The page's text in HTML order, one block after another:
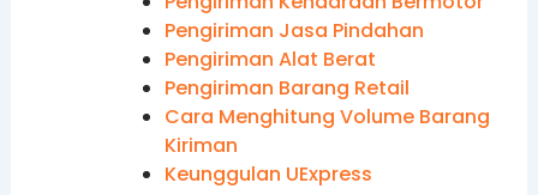
Pengiriman Jasa Pindahan
Pengiriman Alat Berat
Pengiriman Barang Retail
Cara Menghitung Volume Barang
Kiriman
Keunggulan UExpress